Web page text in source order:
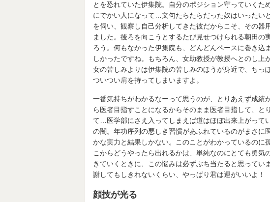
とを恐れていた伊集院。自分のポジション守っていくた
にでかい人になって…文句たらたらだった奴はいったい
を伺い、観察し自己分析してきた彼だからこそ、その器
ました。後ろを向こうとするたび見せつけられる朝田
ろう。何もなかった伊集院も、どんどんペースに巻き込
しかったですね。もちろん、女助教授が教授へとのし
女の苦しみよりは伊集院の苦しみのほうが身近で、ちっ
ついつい肩を持ってしまいますよ。
一番気持ちがわかるなーって思うのが、とりあえず成績
ら医者目指すことになるからそのまま医者目指して、と
て…医学部にさえ入ってしまえば道はほぼ出来上がって
の闇。年功序列の悪しき習慣があふれているのがまさに
かな実力と結果しかない。このことがわかっているのに
こからどうやったら出れるかは、単純なのにとても勇気
きていくときに、この悩みは必ずぶち当たると思って
謝してもしきれないくらい、やっぱり君は運がいいよ！
顔技が光る